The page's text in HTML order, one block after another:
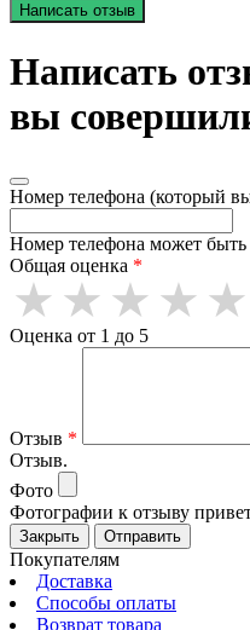
Написать отзыв
Написать
вы
Номер телефона (который
Номер телефона может
Общая оценка *
Оценка от 1 до 5
Отзыв *
Отзыв.
Фото
Фотографии к отзыву
Закрыть Отправить
Покупателям
Доставка
Способы оплаты
Возврат товара